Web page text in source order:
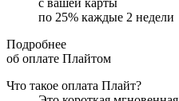
с вашей карты
по 25% каждые 2 недели
Подробнее
об оплате Плайтом
Что такое оплата Плайт?